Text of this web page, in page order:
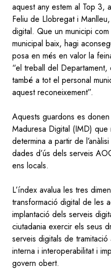
aquest any estem al Top 3,
Feliu de Llobregat i
digital. Que un municipi
municipal baix, hagi
posa en més en valor la
“el treball del
també a tot el personal
aquest reconeixement”.
Aquests guardons es
Maduresa Digital (IMD) que
determina a partir de
dades d’ús dels serveis
ens locals.
L’índex avalua les tres
transformació digital de les
implantació dels serveis
ciutadania exercir els seus
serveis digitals de
interna i interoperabilitat i
govern obert.